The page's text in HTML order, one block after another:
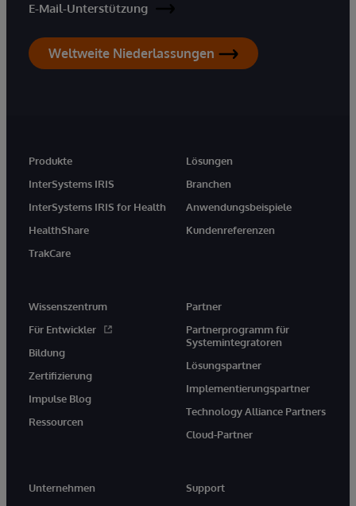
E-Mail-Unterstützung
Weltweite Niederlassungen
Produkte
InterSystems IRIS
InterSystems IRIS for Health
HealthShare
TrakCare
Lösungen
Branchen
Anwendungsbeispiele
Kundenreferenzen
Wissenszentrum
Für Entwickler
Bildung
Zertifizierung
Impulse Blog
Ressourcen
Partner
Partnerprogramm für
Systemintegratoren
Lösungspartner
Implementierungspartner
Technology Alliance Partners
Cloud-Partner
Unternehmen
Support